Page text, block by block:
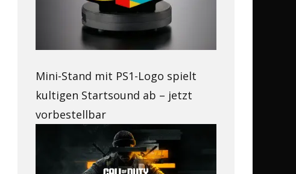
Mini-Stand mit PS1-Logo spielt
kultigen Startsound ab – jetzt
vorbestellbar